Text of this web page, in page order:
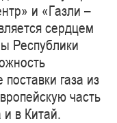
и «Газли –
сердцем
Республики
газа из
часть
и в Китай.